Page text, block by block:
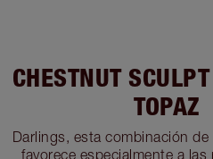
CHESTNUT
TOPAZ
Darlings, esta combinación
favorece especialmente a